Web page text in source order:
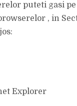
puteti gasi
, in
Explorer